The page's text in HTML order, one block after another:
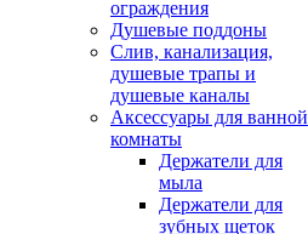
ограждения
Душевые поддоны
Слив, канализация,
душевые трапы и
душевые каналы
Аксессуары для ванной
комнаты
Держатели для
мыла
Держатели для
зубных щеток